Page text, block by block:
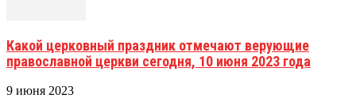
Какой церковный праздник отмечают верующие
православной церкви сегодня, 10 июня 2023 года
9 июня 2023